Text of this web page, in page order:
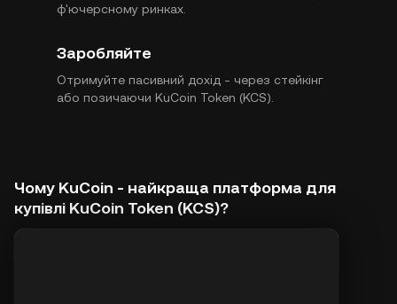
ф'ючерсному ринках.
Заробляйте
Отримуйте пасивний дохід - через стейкінг
або позичаючи KuCoin Token (KCS).
Чому KuCoin - найкраща платформа для
купівлі KuCoin Token (KCS)?